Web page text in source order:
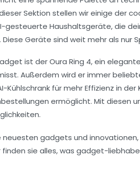
Sektion stellen wir einige der
gesteuerte Haushaltsgeräte, die
Diese Geräte sind weit mehr als nur
ist derOura Ring 4, ein
Außerdem wird er immer
Kühlschrank für mehr Effizienz in
ermöglicht. Mit diesen